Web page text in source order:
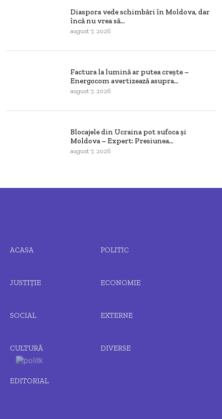
Diaspora vede schimbări în Moldova, dar
încă nu vrea să...
august 7, 2026
Factura la lumină ar putea crește –
Energocom avertizează asupra...
august 7, 2026
Blocajele din Ucraina pot sufoca și
Moldova – Expert: Presiunea...
august 7, 2026
ACASA POLITIC
JUSTIȚIE ECONOMIE
SOCIAL EXTERNE
CULTURĂ DIVERSE
EDITORIAL